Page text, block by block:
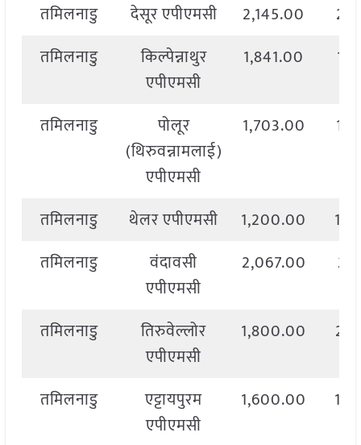
तमिलनाडु
देसूर एपीएमसी 2,145.00
तमिलनाडु
किल्पेन्नाथुर
एपीएमसी
1,841.00
तमिलनाडु
पोलूर
(थिरुवन्नामलाई)
एपीएमसी
1,703.00
तमिलनाडु थेलर एपीएमसी 1,200.00
तमिलनाडु
वंदावसी
एपीएमसी
2,067.00
तमिलनाडु
तिरुवेल्लोर
एपीएमसी
1,800.00
तमिलनाडु
एट्टायपुरम
एपीएमसी
1,600.00